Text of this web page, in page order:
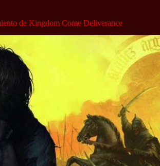
de Kingdom Come Deliverance